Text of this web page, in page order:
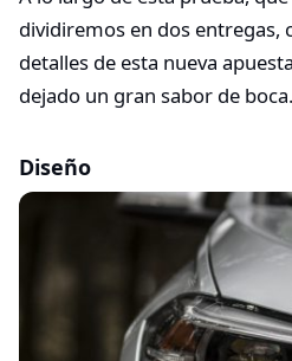
dividiremos en dos entregas,
detalles de esta nueva
dejado un gran sabor de boca.
Diseño